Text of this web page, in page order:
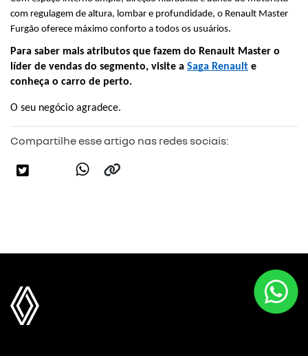
com regulagem de altura, lombar e profundidade, o Renault Master
Furgão oferece máximo conforto a todos os usuários.
Para saber mais atributos que fazem do Renault Master o
líder de vendas do segmento, visite a Saga Renault e
conheça o carro de perto.
O seu negócio agradece.
Compartilhe esse artigo nas redes sociais: